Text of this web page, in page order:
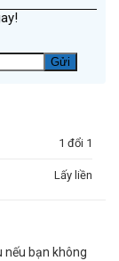
1 đổi 1
Lấy liền
nếu bạn không